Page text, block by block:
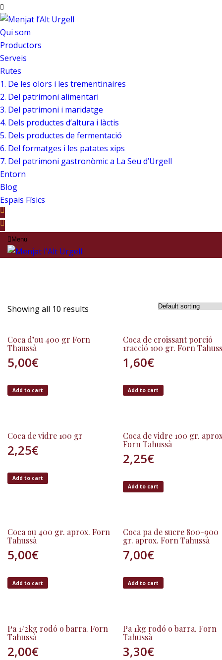
Qui som
Productors
Serveis
Rutes
1. De les olors i les trementinaires
2. Del patrimoni alimentari
3. Del patrimoni i maridatge
4. Dels productes d’altura i làctis
5. Dels productes de fermentació
6. Del formatges i les patates xips
7. Del patrimoni gastronòmic a La Seu d’Urgell
Entorn
Blog
Espais Físics
Menu
Showing all 10 results
Coca d’ou 400 gr Forn
Thaussà
5,00€
Add to cart
Coca de croissant porció
1racció 100 gr. Forn
1,60€
Add to cart
Coca de vidre 100 gr
2,25€
Add to cart
Coca de vidre 100 gr.
Forn Tahussà
2,25€
Add to cart
Coca ou 400 gr. aprox. Forn
Tahussà
5,00€
Add to cart
Coca pa de sucre 800-900
gr. aprox. Forn Tahussà
7,00€
Add to cart
Pa 1/2kg rodó o barra. Forn
Tahussà
2,00€
Pa 1kg rodó o barra. Forn
Tahussà
3,30€